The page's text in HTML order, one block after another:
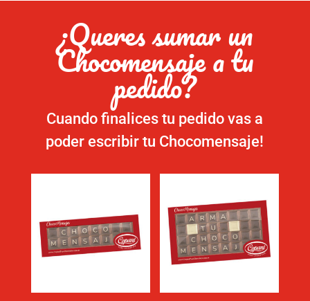
¿Queres sumar un
Chocomensaje a tu
pedido?
Cuando finalices tu pedido vas a
poder escribir tu Chocomensaje!